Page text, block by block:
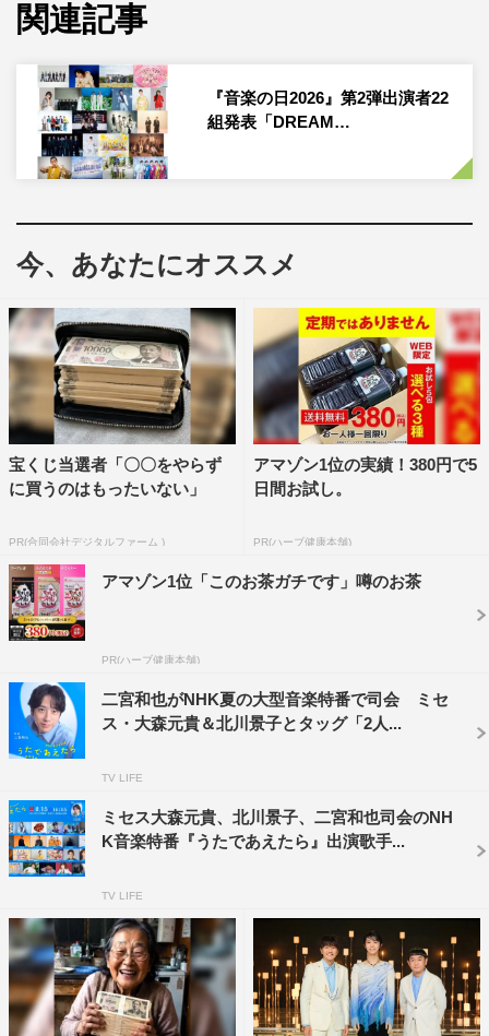
エピソードを紹介しながら、歌を届ける。
このたび、Eテレで放送中の子供番組『The Wakey
Show』のメンバーと出演歌手が、昭和・平成・令和で愛
されたEテレの名曲を届ける企画「The Wakey Showプレ
ゼンツ Eテレソングパーティー！」の開催が決定。『みん
どの番組から、人気曲を紹介する。
『いないいないばあっ！』からはワンワンが出演。『おか
あさんといっしょ』からは、90年代にお兄さんお姉さんと
して活躍した速水けんたろう、茂森あゆみ、佐藤弘道、松
野ちかが登場。4人そろってのステージは、速水、茂森、
松野が卒業した1999年以来、27年ぶりとなる。まさに
「うたであえたら」の4人の共演にも注目だ。
さらに、追加アーティストとして、今年結成30周年を迎
me」も手掛けるロックバンド・くるりの出演が決定し
た。
また、8月9日（日）にNHKホールで開催される公開収録
の観覧者、番組へのリクエストやメッセージを番組ホーム
番組情報
『NHK夏の音楽祭 うたであえたら 2026』
NHK総合／BSP4K
2026年8月15日（土）午後6時05分～10時※中断あり
NHK ONEで同時配信、放送後1週間見逃し配信
司会：大森元貴（Mrs.GREEN APPLE）、北川景子、二宮
和也 ほか（50音順）
特別企画「Eテレソングパーティー」出演
Wakeys（ウェイキーズ）、佐藤弘道、茂森あゆみ、速水
関連記事
『音楽の日2026』第2弾出演者22
組発表「DREAM…
今、あなたにオススメ
宝くじ当選者「〇〇をやらず
に買うのはもったいない」
PR(合同会社デジタルファーム )
アマゾン1位の実績！380円で5
日間お試し。
PR(ハーブ健康本舗)
アマゾン1位「このお茶ガチです」噂のお茶
PR(ハーブ健康本舗)
二宮和也がNHK夏の大型音楽特番で司会 ミセ
ス・大森元貴＆北川景子とタッグ「2人...
TV LIFE
ミセス大森元貴、北川景子、二宮和也司会のNH
K音楽特番『うたであえたら』出演歌手...
TV LIFE